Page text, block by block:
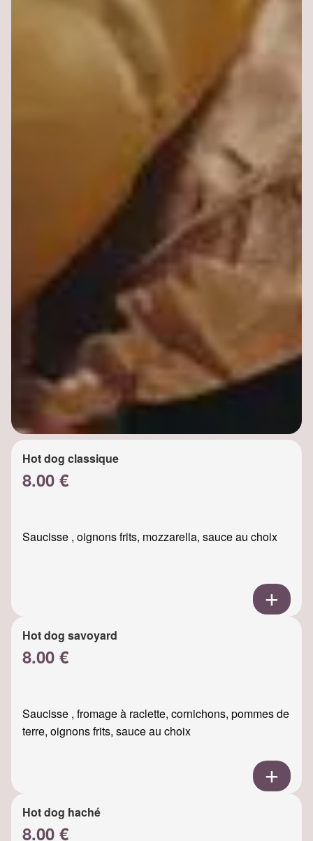
Hot dog classique
8.00 €
Saucisse , oignons frits, mozzarella, sauce au choix
Hot dog savoyard
8.00 €
Saucisse , fromage à raclette, cornichons, pommes de
terre, oignons frits, sauce au choix
Hot dog haché
8.00 €